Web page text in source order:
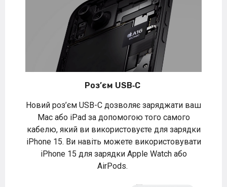
Роз’єм USB‑C
Новий роз’єм USB-C дозволяє заряджати ваш
Mac або iPad за допомогою того самого
кабелю, який ви використовуєте для зарядки
iPhone 15. Ви навіть можете використовувати
iPhone 15 для зарядки Apple Watch або
AirPods.